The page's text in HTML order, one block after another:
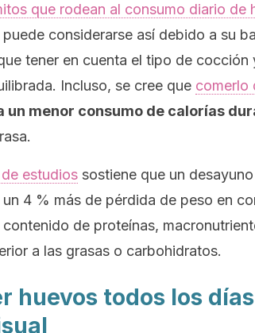
que rodean al consumo diario de
considerarse así debido a su
tener en cuenta el tipo de cocción
Incluso, se cree que comerlo
un menor consumo de calorías
estudios sostiene que un
4 % más de pérdida de peso en
de proteínas,
a las grasas o carbohidratos.
huevos todos los